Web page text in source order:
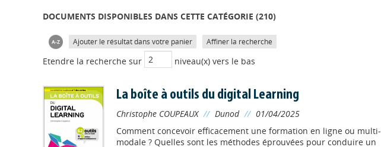
DOCUMENTS DISPONIBLES DANS CETTE CATÉGORIE (210)
Ajouter le résultat dans votre panier Affiner la recherche
Etendre la recherche sur niveau(x) vers le bas
La boîte à outils du digital Learning
Christophe COUPEAUX // Dunod // 01/04/2025
Comment concevoir efficacement une formation en ligne ou multi-
modale ? Quelles sont les méthodes éprouvées pour conduire un